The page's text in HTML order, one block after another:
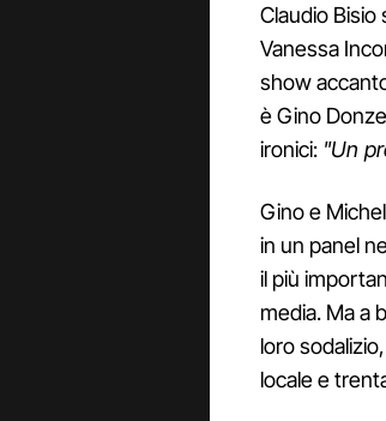
Claudio
Vanessa
show
è Gino
ironici: "Un
Gino e
in un panel
il più
media. Ma a
loro
locale e